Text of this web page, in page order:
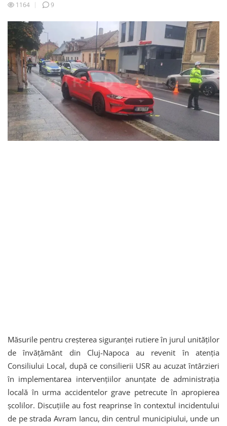
1164
9
Măsurile pentru creșterea siguranței rutiere în jurul unităților
de învățământ din Cluj-Napoca au revenit în atenția
Consiliului Local, după ce consilierii USR au acuzat întârzieri
în implementarea intervențiilor anunțate de administrația
locală în urma accidentelor grave petrecute în apropierea
școlilor. Discuțiile au fost reaprinse în contextul incidentului
de pe strada Avram Iancu, din centrul municipiului, unde un